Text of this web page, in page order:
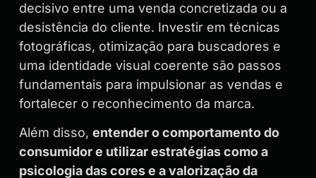
decisivo entre uma venda concretizada ou a
desistência do cliente. Investir em técnicas
fotográficas, otimização para buscadores e
uma identidade visual coerente são passos
fundamentais para impulsionar as vendas e
fortalecer o reconhecimento da marca.
Além disso, entender o comportamento do
consumidor e utilizar estratégias como a
psicologia das cores e a valorização da